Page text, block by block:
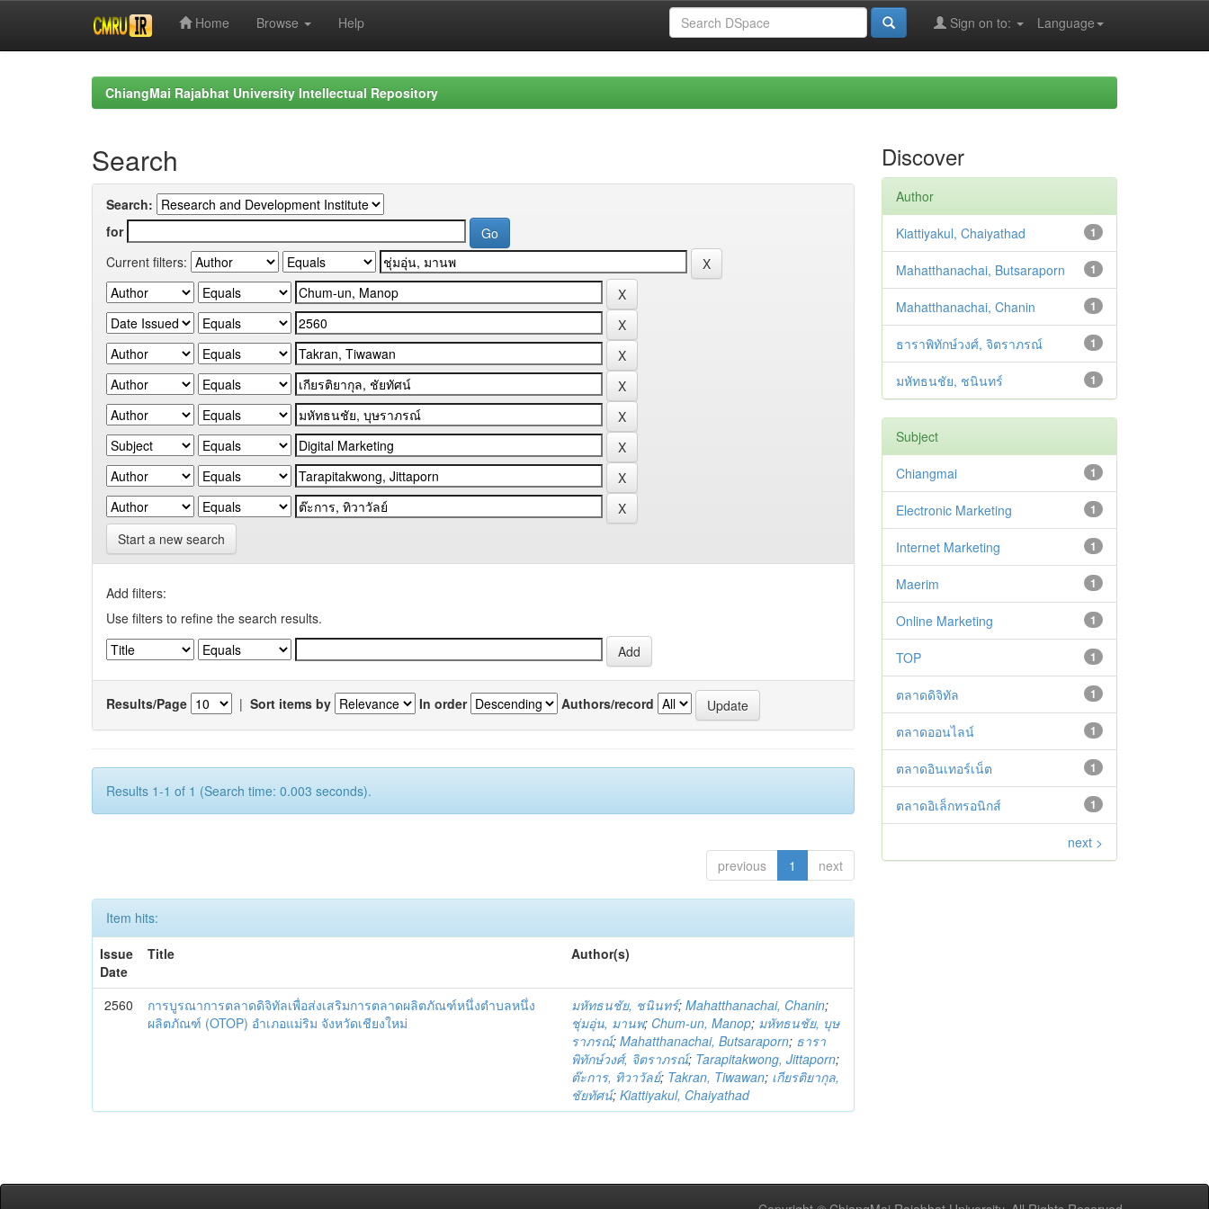
Home Browse Help Language
Sign on to:
ChiangMai Rajabhat University Intellectual Repository
Search
Search:
for
Current filters:
Start a new search
Add filters:
Use filters to refine the search results.
Results/Page | Sort items by In order Authors/record
Results 1-1 of 1 (Search time: 0.003 seconds).
previous 1 next
Item hits:
Issue
Date
Title Author(s)
2560
การบูรณาการตลาดดิจิทัลเพื่อส่งเสริมการตลาดผลิตภัณฑ์หนึ่งตำบลหนึ่ง
ผลิตภัณฑ์ (OTOP) อำเภอแม่ริม จังหวัดเชียงใหม่
มหัทธนชัย, ชนินทร์;Mahatthanachai, Chanin;
ชุ่มอุ่น, มานพ; Chum-un, Manop; มหัทธนชัย, บุษ
ราภรณ์;Mahatthanachai, Butsaraporn; ธารา
พิทักษ์วงศ์, จิตราภรณ์; Tarapitakwong, Jittaporn;
ต๊ะการ, ทิวาวัลย์; Takran, Tiwawan; เกียรติยากุล,
ชัยทัศน์;Kiattiyakul, Chaiyathad
Discover
Author
1
Kiattiyakul, Chaiyathad
1
Mahatthanachai, Butsaraporn
1
Mahatthanachai, Chanin
1
ธาราพิทักษ์วงศ์, จิตราภรณ์
1
มหัทธนชัย, ชนินทร์
Subject
1
Chiangmai
1
Electronic Marketing
1
Internet Marketing
1
Maerim
1
Online Marketing
1
TOP
1
ตลาดดิจิทัล
1
ตลาดออนไลน์
1
ตลาดอินเทอร์เน็ต
1
ตลาดอิเล็กทรอนิกส์
next >